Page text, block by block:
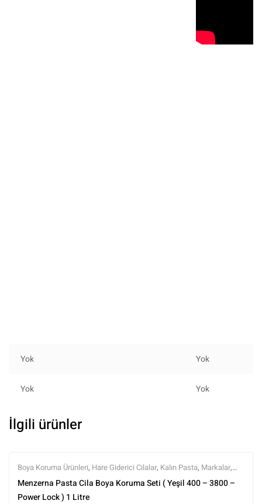
Yok Yok
Yok Yok
İlgili ürünler
Boya Koruma Ürünleri, Hare Giderici Cilalar, Kalın Pasta, Markalar,
Menzerna, Polisaj,Polisaj ve Parlatma, Setler,Setler,Tüm Ürünler,
Tüm Ürünler
Menzerna Pasta Cila Boya Koruma Seti ( Yeşil 400 – 3800 –
Power Lock ) 1 Litre